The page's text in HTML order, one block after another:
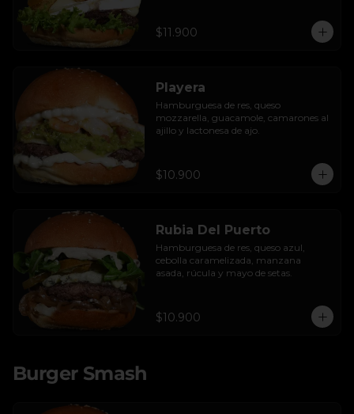
$11.900
Playera
Hamburguesa de res, queso
mozzarella, guacamole, camarones al
ajillo y lactonesa de ajo.
$10.900
Rubia Del Puerto
Hamburguesa de res, queso azul,
cebolla caramelizada, manzana
asada, rúcula y mayo de setas.
$10.900
Burger Smash